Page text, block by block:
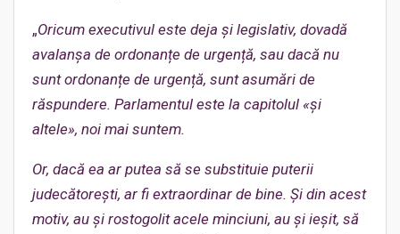
„Oricum executivul este deja și legislativ, dovadă
avalanșa de ordonanțe de urgență, sau dacă nu
sunt ordonanțe de urgență, sunt asumări de
răspundere. Parlamentul este la capitolul «și
altele», noi mai suntem.
Or, dacă ea ar putea să se substituie puterii
judecătorești, ar fi extraordinar de bine. Și din acest
motiv, au și rostogolit acele minciuni, au și ieșit, să